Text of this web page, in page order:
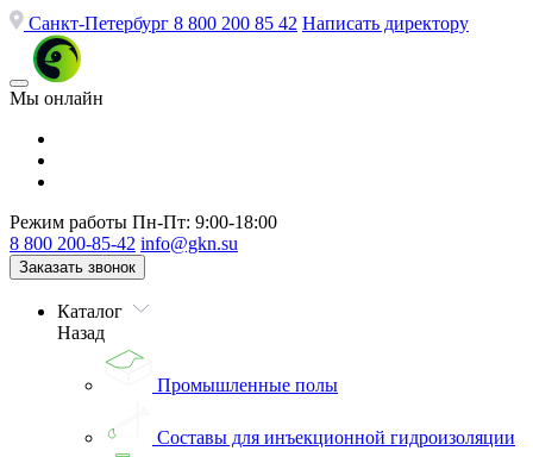
Санкт-Петербург 8 800 200 85 42 Написать директору
Мы онлайн
Режим работы Пн-Пт: 9:00-18:00
8 800 200-85-42 info@gkn.su
Заказать звонок
Каталог
Назад
Промышленные полы
Составы для инъекционной гидроизоляции